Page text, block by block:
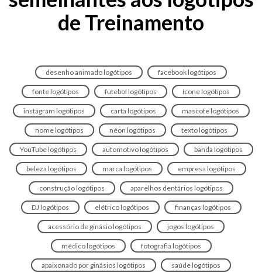
de Treinamento
desenho animado logótipos facebook logótipos
fonte logótipos futebol logótipos ícone logótipos
instagram logótipos carta logótipos mascote logótipos
nome logótipos néon logótipos texto logótipos
YouTube logótipos automotivo logótipos banda logótipos
beleza logótipos marca logótipos empresa logótipos
construção logótipos aparelhos dentários logótipos
DJ logótipos elétrico logótipos finanças logótipos
acessório de ginásio logótipos jogos logótipos
médico logótipos fotografia logótipos
apaixonado por ginásios logótipos saúde logótipos